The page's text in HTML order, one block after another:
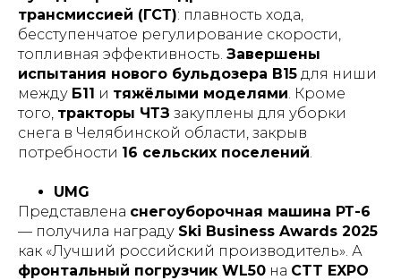
трансмиссией (ГСТ): плавность хода,
бесступенчатое регулирование скорости,
топливная эффективность. Завершены
испытания нового бульдозера B15 для ниши
между Б11 и тяжёлыми моделями. Кроме
того, тракторы ЧТЗ закуплены для уборки
снега в Челябинской области, закрыв
потребности 16 сельских поселений.
UMG
Представлена снегоуборочная машина РТ-6
— получила награду Ski Business Awards 2025
как «Лучший российский производитель». А
фронтальный погрузчик WL50 на CTT EXPO